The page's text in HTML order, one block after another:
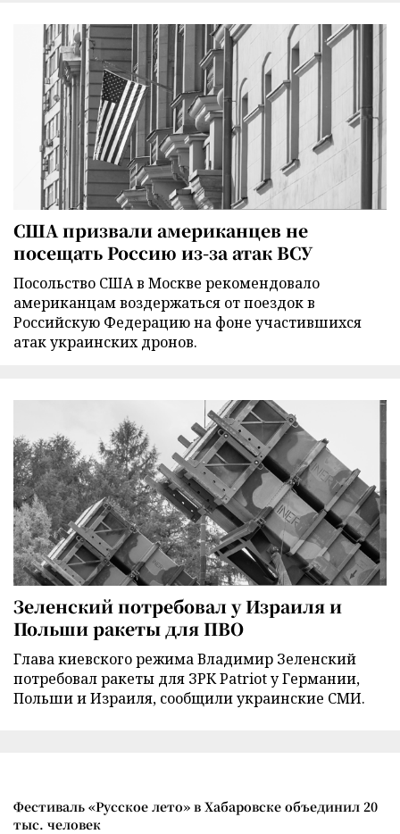
США призвали американцев не
посещать Россию из-за атак ВСУ
Посольство США в Москве рекомендовало
американцам воздержаться от поездок в
Российскую Федерацию на фоне участившихся
атак украинских дронов.
Зеленский потребовал у Израиля и
Польши ракеты для ПВО
Глава киевского режима Владимир Зеленский
потребовал ракеты для ЗРК Patriot у Германии,
Польши и Израиля, сообщили украинские СМИ.
Фестиваль «Русское лето» в Хабаровске объединил 20
тыс. человек